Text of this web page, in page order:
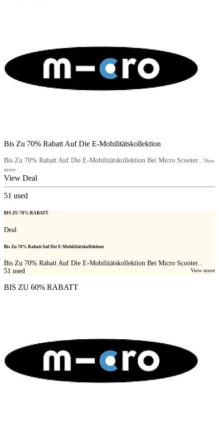
Bis Zu 70% Rabatt Auf Die E-Mobilitätskollektion
Bis Zu 70% Rabatt Auf Die E-Mobilitätskollektion Bei Micro Scooter...View
more
View Deal
51 used
BIS ZU 70% RABATT
Deal
Bis Zu 70% Rabatt Auf Die E-Mobilitätskollektion
Bis Zu 70% Rabatt Auf Die E-Mobilitätskollektion Bei Micro Scooter...
View more
51 used
BIS ZU 60% RABATT